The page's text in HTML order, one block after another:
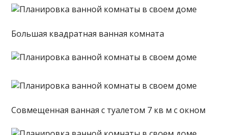
Большая квадратная ванная комната
Совмещенная ванная с туалетом 7 кв м с окном